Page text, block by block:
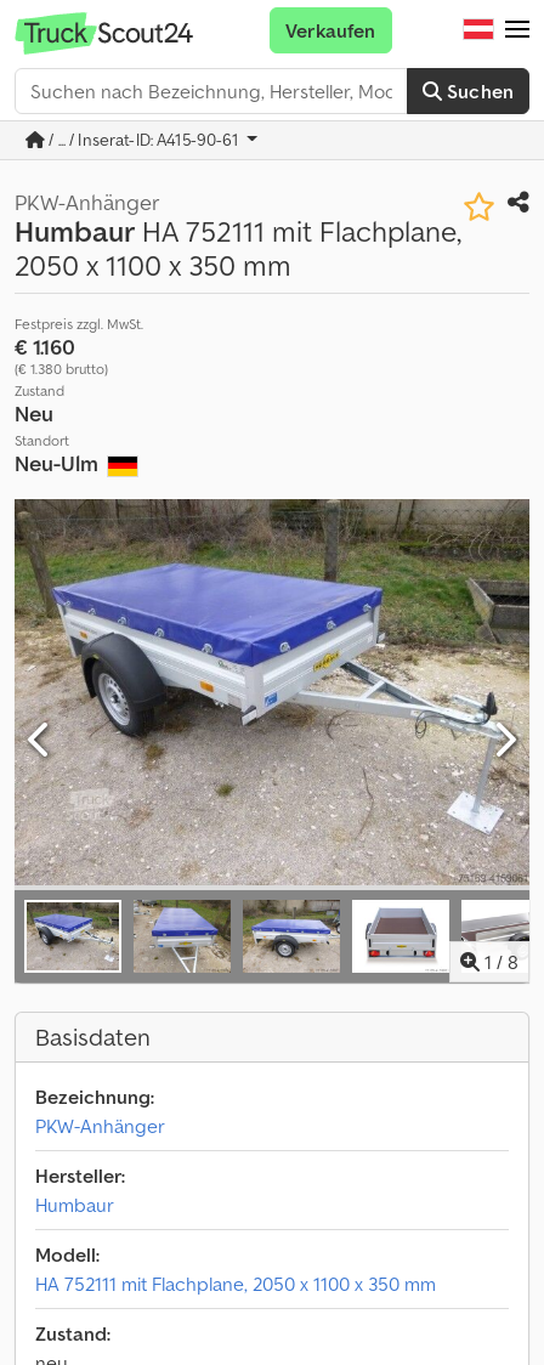
Suchen
Verkaufen
/ ... / Inserat-ID: A415-90-61
PKW-Anhänger
Humbaur HA 752111 mit Flachplane,
2050 x 1100 x 350 mm
Festpreis zzgl. MwSt.
€ 1.160
(€ 1.380 brutto)
Zustand
Neu
Standort
Neu-Ulm
1 / 8
Basisdaten
Bezeichnung:
PKW-Anhänger
Hersteller:
Humbaur
Modell:
HA 752111 mit Flachplane, 2050 x 1100 x 350 mm
Zustand: